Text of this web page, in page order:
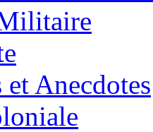
Anecdotes